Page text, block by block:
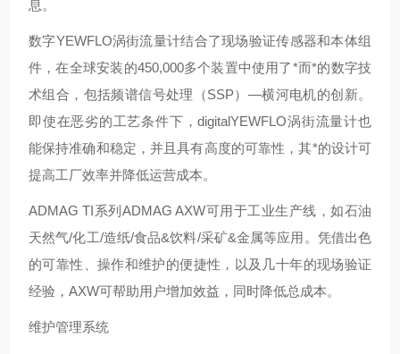
息。
数字YEWFLO涡街流量计结合了现场验证传感器和本体组
件，在全球安装的450,000多个装置中使用了*而*的数字技
术组合，包括频谱信号处理（SSP）—横河电机的创新。
即使在恶劣的工艺条件下，digitalYEWFLO涡街流量计也
能保持准确和稳定，并且具有高度的可靠性，其*的设计可
提高工厂效率并降低运营成本。
ADMAG TI系列ADMAG AXW可用于工业生产线，如石油
天然气/化工/造纸/食品&饮料/采矿&金属等应用。凭借出色
的可靠性、操作和维护的便捷性，以及几十年的现场验证
经验，AXW可帮助用户增加效益，同时降低总成本。
维护管理系统